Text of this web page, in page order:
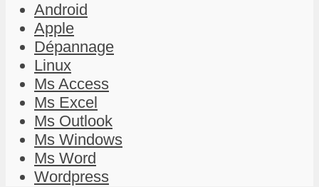
Android
Apple
Dépannage
Linux
Ms Access
Ms Excel
Ms Outlook
Ms Windows
Ms Word
Wordpress